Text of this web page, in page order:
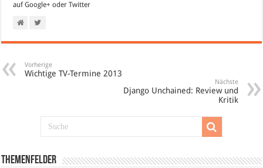
aufGoogle+ oderTwitter
Vorherige
Wichtige TV-Termine 2013
Nächste
Django Unchained: Review und
Kritik
Themenfelder